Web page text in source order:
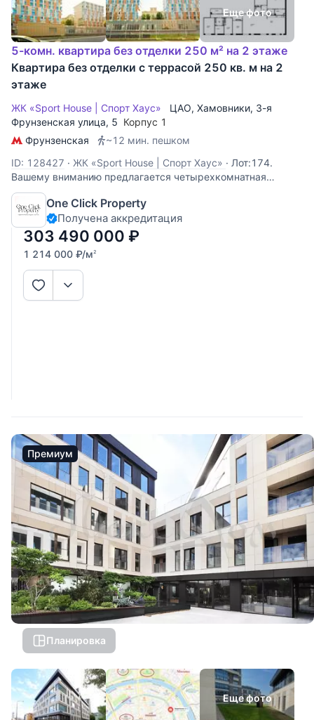
Еще фото
5-комн. квартира без отделки 250 м² на 2 этаже
Квартира без отделки с террасой 250 кв. м на 2
этаже
ЖК «Sport House | Спорт Хаус» ЦАО, Хамовники, 3-я
Фрунзенская улица, 5 Корпус 1
Фрунзенская
~12 мин. пешком
ID: 128427 · ЖК «Sport House | Спорт Хаус» · Лот:174.
Вашему вниманию предлагается четырехкомнатная
квартира без отделки с собственной террасой в 200 кв. м.
в клубном доме "Sport House". Возможно спланировать 3
спальни (в том числе мастер-спальня), кухню-гостиную, 3
санузла и 2 гардеробных.
One Click Property
Получена аккредитация
303 490 000 ₽
1 214 000 ₽/м2
Премиум
Планировка
Еще фото